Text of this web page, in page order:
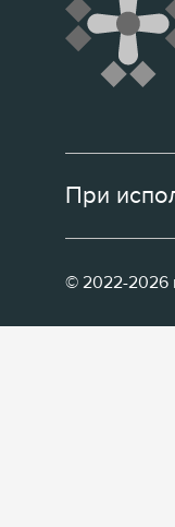
При
© 2022-2026